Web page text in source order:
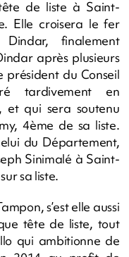
de liste à Saint-
Elle croisera le fer
finalement
après plusieurs
président du Conseil
tardivement en
et qui sera soutenu
4ème de sa liste.
du Département,
Sinimalé à Saint-
sa liste.
s’est elle aussi
tête de liste, tout
qui ambitionne de